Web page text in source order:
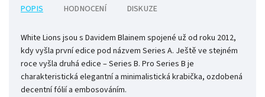
POPIS HODNOCENÍ DISKUZE
White Lions jsou s Davidem Blainem spojené už od roku 2012,
kdy vyšla první edice pod názvem Series A. Ještě ve stejném
roce vyšla druhá edice – Series B. Pro Series B je
charakteristická elegantní a minimalistická krabička, ozdobená
decentní fólií a embosováním.